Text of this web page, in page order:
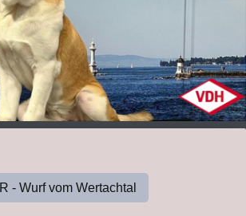
R - Wurf vom Wertachtal